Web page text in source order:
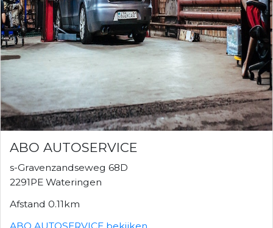
ABO AUTOSERVICE
s-Gravenzandseweg 68D
2291PE Wateringen
Afstand 0.11km
ABO AUTOSERVICE bekijken